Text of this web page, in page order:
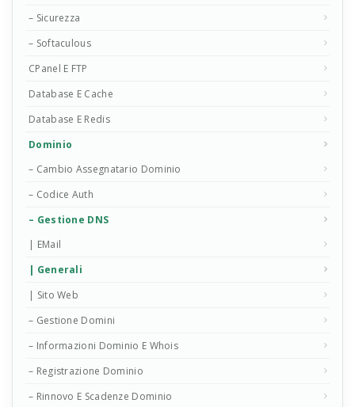
– Sicurezza
– Softaculous
CPanel E FTP
Database E Cache
Database E Redis
Dominio
– Cambio Assegnatario Dominio
– Codice Auth
– Gestione DNS
| EMail
| Generali
| Sito Web
– Gestione Domini
– Informazioni Dominio E Whois
– Registrazione Dominio
– Rinnovo E Scadenze Dominio